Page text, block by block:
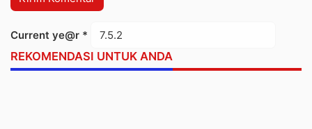
Current ye@r *
REKOMENDASI UNTUK ANDA